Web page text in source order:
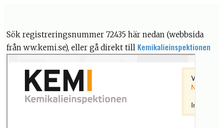
Sök registreringsnummer 72435 här nedan (webbsida
från ww.kemi.se), eller gå direkt till Kemikalieinspektionen